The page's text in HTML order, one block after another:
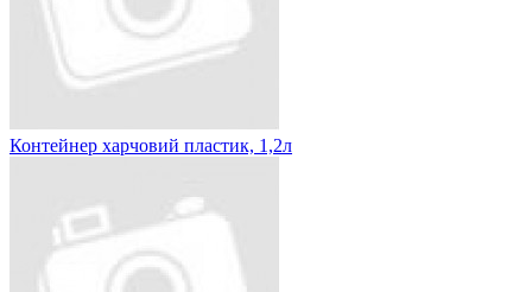
Контейнер харчовий пластик, 1,2л